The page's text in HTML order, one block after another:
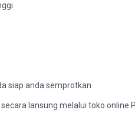
siap anda semprotkan
lansung melalui toko online